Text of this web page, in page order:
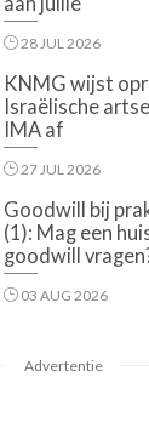
28 JUL 2026
KNMG wijst
Israëlische
IMA af
27 JUL 2026
Goodwill bij
(1): Mag een
goodwill
03 AUG 2026
Advertentie